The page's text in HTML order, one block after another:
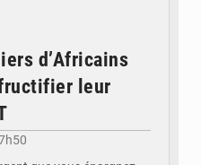
d’Africains
leur